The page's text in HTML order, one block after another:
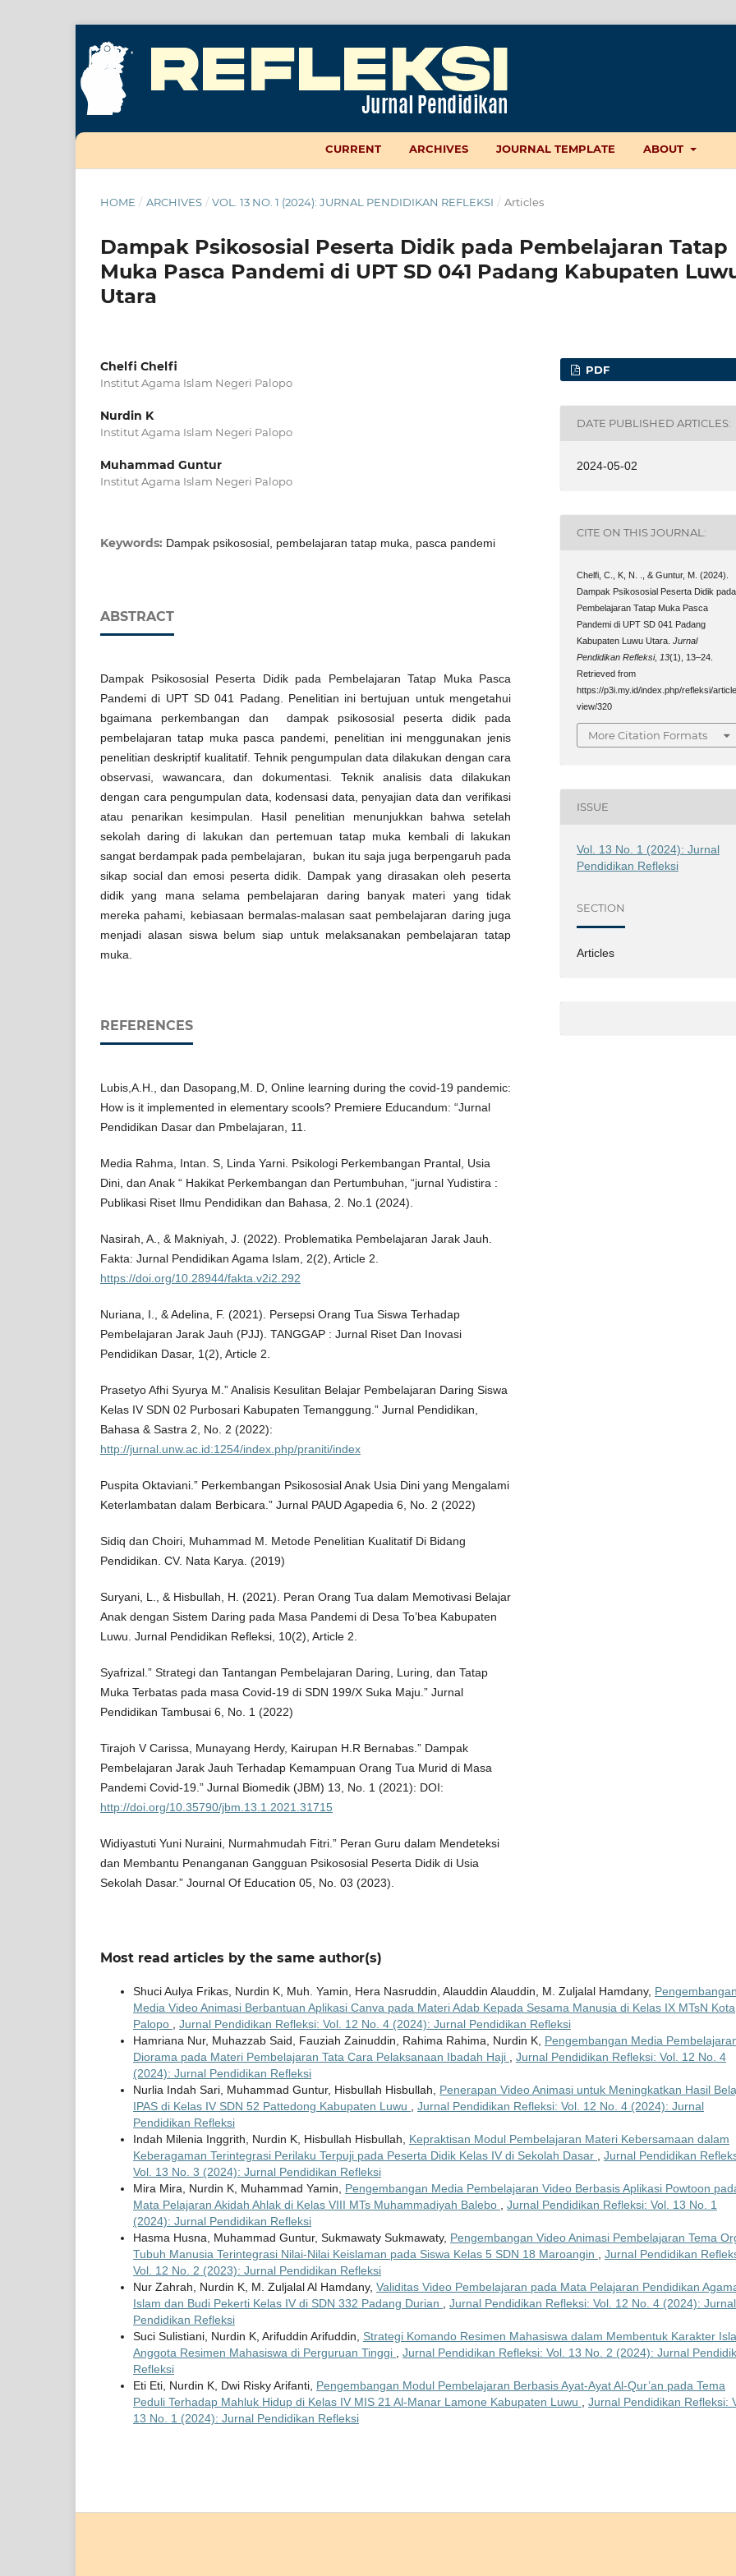
CURRENT ARCHIVES JOURNAL TEMPLATE ABOUT
HOME / ARCHIVES / VOL. 13 NO. 1 (2024): JURNAL PENDIDIKAN REFLEKSI / Articles
Dampak Psikososial Peserta Didik pada Pembelajaran Tatap
Muka Pasca Pandemi di UPT SD 041 Padang Kabupaten
Utara
Chelfi Chelfi
Institut Agama Islam Negeri Palopo
Nurdin K
Institut Agama Islam Negeri Palopo
Muhammad Guntur
Institut Agama Islam Negeri Palopo
Keywords: Dampak psikososial, pembelajaran tatap muka, pasca pandemi
ABSTRACT
Dampak Psikososial Peserta Didik pada Pembelajaran Tatap Muka Pasca
Pandemi di UPT SD 041 Padang. Penelitian ini bertujuan untuk mengetahui
bgaimana perkembangan dan dampak psikososial peserta didik pada
pembelajaran tatap muka pasca pandemi, penelitian ini menggunakan jenis
penelitian deskriptif kualitatif. Tehnik pengumpulan data dilakukan dengan cara
observasi, wawancara, dan dokumentasi. Teknik analisis data dilakukan
dengan cara pengumpulan data, kodensasi data, penyajian data dan verifikasi
atau penarikan kesimpulan. Hasil penelitian menunjukkan bahwa setelah
sekolah daring di lakukan dan pertemuan tatap muka kembali di lakukan
sangat berdampak pada pembelajaran, bukan itu saja juga berpengaruh pada
sikap social dan emosi peserta didik. Dampak yang dirasakan oleh peserta
didik yang mana selama pembelajaran daring banyak materi yang tidak
mereka pahami, kebiasaan bermalas-malasan saat pembelajaran daring juga
menjadi alasan siswa belum siap untuk melaksanakan pembelajaran tatap
muka.
REFERENCES
Lubis,A.H., dan Dasopang,M. D, Online learning during the covid-19 pandemic:
How is it implemented in elementary scools? Premiere Educandum: “Jurnal
Pendidikan Dasar dan Pmbelajaran, 11.
Media Rahma, Intan. S, Linda Yarni. Psikologi Perkembangan Prantal, Usia
Dini, dan Anak “ Hakikat Perkembangan dan Pertumbuhan, “jurnal Yudistira :
Publikasi Riset Ilmu Pendidikan dan Bahasa, 2. No.1 (2024).
Nasirah, A., & Makniyah, J. (2022). Problematika Pembelajaran Jarak Jauh.
Fakta: Jurnal Pendidikan Agama Islam, 2(2), Article 2.
https://doi.org/10.28944/fakta.v2i2.292
Nuriana, I., & Adelina, F. (2021). Persepsi Orang Tua Siswa Terhadap
Pembelajaran Jarak Jauh (PJJ). TANGGAP : Jurnal Riset Dan Inovasi
Pendidikan Dasar, 1(2), Article 2.
Prasetyo Afhi Syurya M.” Analisis Kesulitan Belajar Pembelajaran Daring Siswa
Kelas IV SDN 02 Purbosari Kabupaten Temanggung.” Jurnal Pendidikan,
Bahasa & Sastra 2, No. 2 (2022):
http://jurnal.unw.ac.id:1254/index.php/praniti/index
Puspita Oktaviani.” Perkembangan Psikososial Anak Usia Dini yang Mengalami
Keterlambatan dalam Berbicara.” Jurnal PAUD Agapedia 6, No. 2 (2022)
Sidiq dan Choiri, Muhammad M. Metode Penelitian Kualitatif Di Bidang
Pendidikan. CV. Nata Karya. (2019)
Suryani, L., & Hisbullah, H. (2021). Peran Orang Tua dalam Memotivasi Belajar
Anak dengan Sistem Daring pada Masa Pandemi di Desa To’bea Kabupaten
Luwu. Jurnal Pendidikan Refleksi, 10(2), Article 2.
Syafrizal.” Strategi dan Tantangan Pembelajaran Daring, Luring, dan Tatap
Muka Terbatas pada masa Covid-19 di SDN 199/X Suka Maju.” Jurnal
Pendidikan Tambusai 6, No. 1 (2022)
Tirajoh V Carissa, Munayang Herdy, Kairupan H.R Bernabas.” Dampak
Pembelajaran Jarak Jauh Terhadap Kemampuan Orang Tua Murid di Masa
Pandemi Covid-19.” Jurnal Biomedik (JBM) 13, No. 1 (2021): DOI:
http://doi.org/10.35790/jbm.13.1.2021.31715
Widiyastuti Yuni Nuraini, Nurmahmudah Fitri.” Peran Guru dalam Mendeteksi
dan Membantu Penanganan Gangguan Psikososial Peserta Didik di Usia
Sekolah Dasar.” Journal Of Education 05, No. 03 (2023).
PDF
DATE PUBLISHED ARTICLES:
2024-05-02
CITE ON THIS JOURNAL:
Chelfi, C., K, N. ., & Guntur, M. (2024).
Dampak Psikososial Peserta Didik pada
Pembelajaran Tatap Muka Pasca
Pandemi di UPT SD 041 Padang
Kabupaten Luwu Utara.Jurnal
Pendidikan Refleksi, 13(1), 13–24.
Retrieved from
https://p3i.my.id/index.php/refleksi/
view/320
More Citation Formats
ISSUE
Vol. 13 No. 1 (2024): Jurnal
Pendidikan Refleksi
SECTION
Articles
Most read articles by the same author(s)
Shuci Aulya Frikas, Nurdin K, Muh. Yamin, Hera Nasruddin, Alauddin Alauddin, M. Zuljalal Hamdany, Pengembangan
Media Video Animasi Berbantuan Aplikasi Canva pada Materi Adab Kepada Sesama Manusia di Kelas IX MTsN Kota
Palopo
Jurnal Pendidikan Refleksi: Vol. 12 No. 4 (2024): Jurnal Pendidikan Refleksi
Hamriana Nur, Muhazzab Said, Fauziah Zainuddin, Rahima Rahima, Nurdin K, Pengembangan Media
Diorama pada Materi Pembelajaran Tata Cara Pelaksanaan Ibadah Haji
Jurnal Pendidikan Refleksi: Vol. 12 No. 4
(2024): Jurnal Pendidikan Refleksi
Nurlia Indah Sari, Muhammad Guntur, Hisbullah Hisbullah, Penerapan Video Animasi untuk Meningkatkan Hasil
IPAS di Kelas IV SDN 52 Pattedong Kabupaten Luwu
Jurnal Pendidikan Refleksi: Vol. 12 No. 4 (2024): Jurnal
Pendidikan Refleksi
Indah Milenia Inggrith, Nurdin K, Hisbullah Hisbullah, Kepraktisan Modul Pembelajaran Materi Kebersamaan dalam
Keberagaman Terintegrasi Perilaku Terpuji pada Peserta Didik Kelas IV di Sekolah Dasar
Jurnal Pendidikan
Vol. 13 No. 3 (2024): Jurnal Pendidikan Refleksi
Mira Mira, Nurdin K, Muhammad Yamin, Pengembangan Media Pembelajaran Video Berbasis Aplikasi Powtoon
Mata Pelajaran Akidah Ahlak di Kelas VIII MTs Muhammadiyah Balebo
Jurnal Pendidikan Refleksi: Vol. 13 No. 1
(2024): Jurnal Pendidikan Refleksi
Hasma Husna, Muhammad Guntur, Sukmawaty Sukmawaty, Pengembangan Video Animasi Pembelajaran Tema
Tubuh Manusia Terintegrasi Nilai-Nilai Keislaman pada Siswa Kelas 5 SDN 18 Maroangin
Jurnal Pendidikan
Vol. 12 No. 2 (2023): Jurnal Pendidikan Refleksi
Nur Zahrah, Nurdin K, M. Zuljalal Al Hamdany, Validitas Video Pembelajaran pada Mata Pelajaran Pendidikan
Islam dan Budi Pekerti Kelas IV di SDN 332 Padang Durian
Jurnal Pendidikan Refleksi: Vol. 12 No. 4 (2024): Jurnal
Pendidikan Refleksi
Suci Sulistiani, Nurdin K, Arifuddin Arifuddin, Strategi Komando Resimen Mahasiswa dalam Membentuk Karakter
Anggota Resimen Mahasiswa di Perguruan Tinggi
Jurnal Pendidikan Refleksi: Vol. 13 No. 2 (2024): Jurnal
Refleksi
Eti Eti, Nurdin K, Dwi Risky Arifanti, Pengembangan Modul Pembelajaran Berbasis Ayat-Ayat Al-Qur’an pada Tema
Peduli Terhadap Mahluk Hidup di Kelas IV MIS 21 Al-Manar Lamone Kabupaten Luwu
Jurnal Pendidikan Refleksi:
13 No. 1 (2024): Jurnal Pendidikan Refleksi